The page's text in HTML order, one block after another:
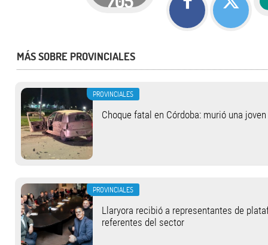
MÁS SOBRE PROVINCIALES
PROVINCIALES
Choque fatal en Córdoba: murió una
PROVINCIALES
Llaryora recibió a representantes de
referentes del sector